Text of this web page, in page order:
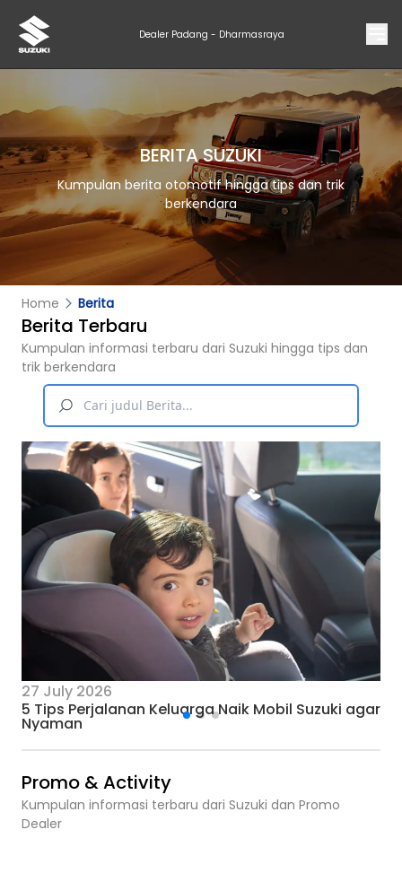
Dealer Padang - Dharmasraya
BERITA SUZUKI
Kumpulan berita otomotif hingga tips dan trik
berkendara
Home Berita
Berita Terbaru
Kumpulan informasi terbaru dari Suzuki hingga tips dan
trik berkendara
27 July 2026
5 Tips Perjalanan Keluarga Naik Mobil Suzuki agar
Nyaman
Promo & Activity
Kumpulan informasi terbaru dari Suzuki dan Promo
Dealer